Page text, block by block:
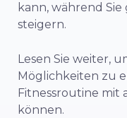
kann, während
steigern.
Lesen Sie weiter,
Möglichkeiten zu
Fitnessroutine mit
können.